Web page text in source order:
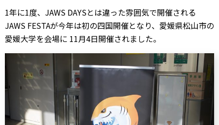
1年に1度、JAWS DAYSとは違った雰囲気で開催される
JAWS FESTAが今年は初の四国開催となり、愛媛県松山市の
愛媛大学を会場に 11月4日開催されました。